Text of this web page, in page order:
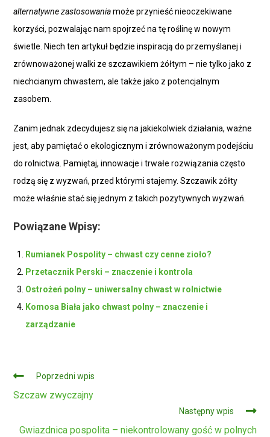
alternatywne zastosowaniamoże przynieść nieoczekiwane
korzyści, pozwalając nam spojrzeć na tę roślinę w nowym
świetle. Niech ten artykuł będzie inspiracją do przemyślanej i
zrównoważonej walki ze szczawikiem żółtym – nie tylko jako z
niechcianym chwastem, ale także jako z potencjalnym
zasobem.
Zanim jednak zdecydujesz się na jakiekolwiek działania, ważne
jest, aby pamiętać o ekologicznym i zrównoważonym podejściu
do rolnictwa. Pamiętaj, innowacje i trwałe rozwiązania często
rodzą się z wyzwań, przed którymi stajemy. Szczawik żółty
może właśnie stać się jednym z takich pozytywnych wyzwań.
Powiązane Wpisy:
Rumianek Pospolity – chwast czy cenne zioło?
Przetacznik Perski – znaczenie i kontrola
Ostrożeń polny – uniwersalny chwast w rolnictwie
Komosa Biała jako chwast polny – znaczenie i
zarządzanie
Czytaj
dalej
Poprzedni wpis
Szczaw zwyczajny
Następny wpis
Gwiazdnica pospolita – niekontrolowany gość w polnych